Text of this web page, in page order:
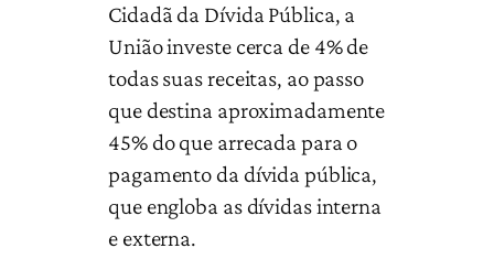
Cidadã da Dívida Pública, a
União investe cerca de 4% de
todas suas receitas, ao passo
que destina aproximadamente
45% do que arrecada para o
pagamento da dívida pública,
que engloba as dívidas interna
e externa.